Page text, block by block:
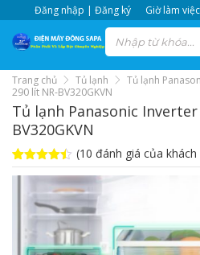
Đăng nhập | Đăng ký Giờ làm
Trang chủ Tủ lạnh Tủ lạnh
290 lít NR-BV320GKVN
Tủ lạnh Panasonic
BV320GKVN
4.4trên 5
10
đánh giá
(10 đánh giá của khách